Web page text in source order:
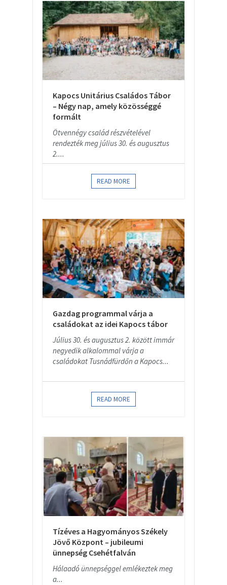
Kapocs Unitárius Családos Tábor
– Négy nap, amely közösséggé
formált
Ötvennégy család részvételével
rendezték meg július 30. és augusztus
2....
READ MORE
Gazdag programmal várja a
családokat az idei Kapocs tábor
Július 30. és augusztus 2. között immár
negyedik alkalommal várja a
családokat Tusnádfürdőn a Kapocs...
READ MORE
Tízéves a Hagyományos Székely
Jövő Központ – jubileumi
ünnepség Csehétfalván
Hálaadó ünnepséggel emlékeztek meg
a...